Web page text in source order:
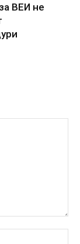
ВЕИ не